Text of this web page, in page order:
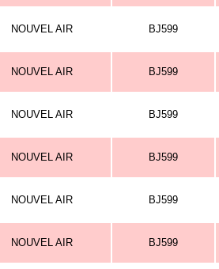
NOUVEL AIR BJ599
NOUVEL AIR BJ599
NOUVEL AIR BJ599
NOUVEL AIR BJ599
NOUVEL AIR BJ599
NOUVEL AIR BJ599